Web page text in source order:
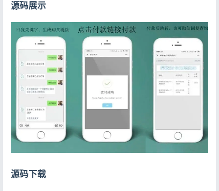
源码展示
源码下载